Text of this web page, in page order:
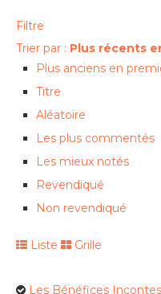
Filtre
Trier par : Plus récents
Plus anciens en
Titre
Aléatoire
Les plus commentés
Les mieux notés
Revendiqué
Non revendiqué
Liste Grille
Les Bénéfices